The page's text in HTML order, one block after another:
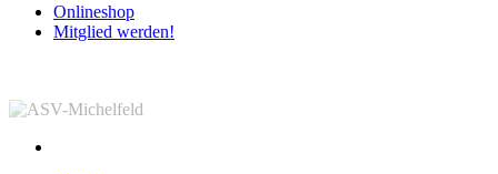
Onlineshop
Mitglied werden!